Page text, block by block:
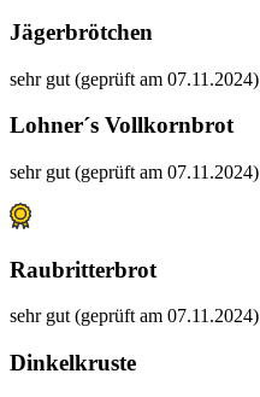
Jägerbrötchen
sehr gut (geprüft am 07.11.2024)
Lohner´s Vollkornbrot
sehr gut (geprüft am 07.11.2024)
Raubritterbrot
sehr gut (geprüft am 07.11.2024)
Dinkelkruste